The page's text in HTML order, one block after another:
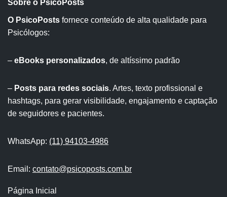
Sobre o PsicoPosts
O PsicoPosts fornece conteúdo de alta qualidade para
Psicólogos:
– eBooks personalizados, de altíssimo padrão
– Posts para redes sociais. Artes, texto profissional e
hashtags, para gerar visibilidade, engajamento e captação
de seguidores e pacientes.
WhatsApp: (11) 94103-4986
Email: contato@psicoposts.com.br
Página Inicial